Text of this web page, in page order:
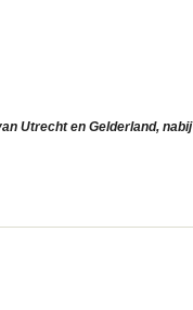
Utrecht en Gelderland, nabij